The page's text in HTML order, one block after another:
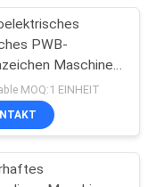
PWB-
Maschine
PWBs Depaneling
instand
MOQ:1 EINHEIT